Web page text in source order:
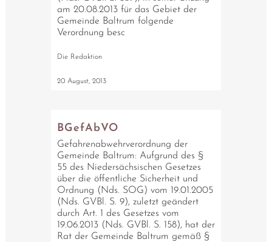
am 20.08.2013 für das Gebiet der
Gemeinde Baltrum folgende
Verordnung besc
Die Redaktion
20 August, 2013
BGefAbVO
Gefahrenabwehrverordnung der
Gemeinde Baltrum: Aufgrund des §
55 des Niedersächsischen Gesetzes
über die öffentliche Sicherheit und
Ordnung (Nds. SOG) vom 19.01.2005
(Nds. GVBl. S. 9), zuletzt geändert
durch Art. 1 des Gesetzes vom
19.06.2013 (Nds. GVBl. S. 158), hat der
Rat der Gemeinde Baltrum gemäß §